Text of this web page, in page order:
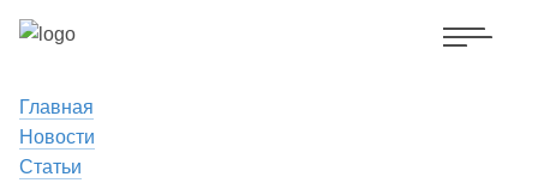
Главная
Новости
Статьи